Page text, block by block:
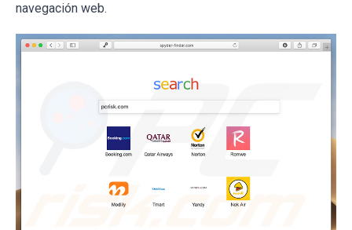
navegación web.